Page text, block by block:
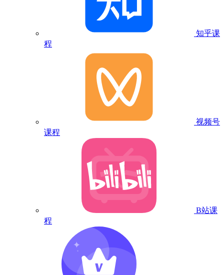
知乎课
程
视频号
课程
B站课
程